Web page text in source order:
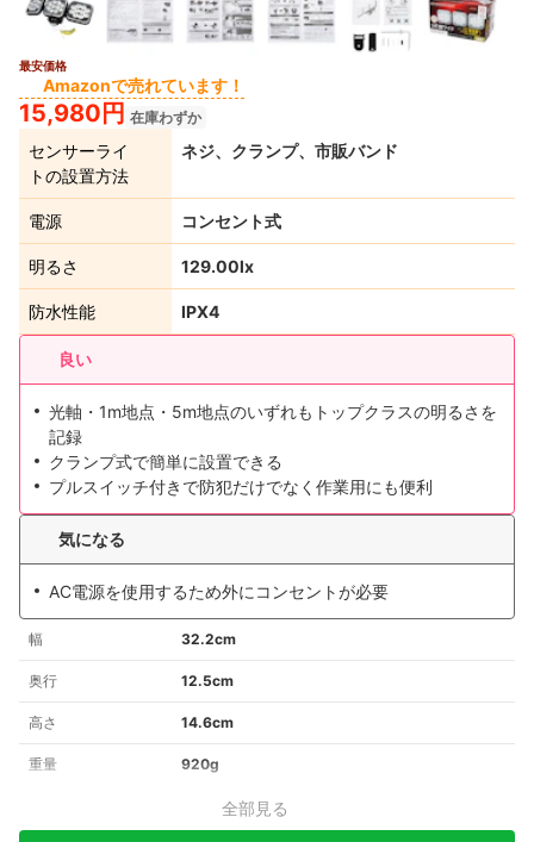
最安価格
Amazonで売れています！
15,980円 在庫わずか
センサーライ
トの設置方法
ネジ、クランプ、市販バンド
電源 コンセント式
明るさ 129.00lx
防水性能 IPX4
良い
光軸・1m地点・5m地点のいずれもトップクラスの明るさを
記録
クランプ式で簡単に設置できる
プルスイッチ付きで防犯だけでなく作業用にも便利
気になる
AC電源を使用するため外にコンセントが必要
幅 32.2cm
奥行 12.5cm
高さ 14.6cm
重量 920g
全部見る